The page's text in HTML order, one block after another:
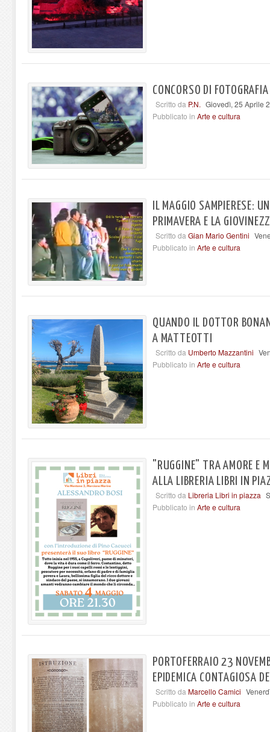
CONCORSO DI
Scritto da P.N. Giovedì, 25 Aprile
Pubblicato in Arte e cultura
IL MAGGIO SAMPIERESE:
PRIMAVERA E LA
Scritto da Gian Mario Gentini
Pubblicato in Arte e cultura
QUANDO IL DOTTOR
A MATTEOTTI
Scritto da Umberto Mazzantini
Pubblicato in Arte e cultura
"RUGGINE" TRA AMORE E
ALLA LIBRERIA LIBRI IN
Scritto da Libreria Libri in piazza
Pubblicato in Arte e cultura
PORTOFERRAIO 23
EPIDEMICA CONTAGIOSA
Scritto da Marcello Camici
Pubblicato in Arte e cultura